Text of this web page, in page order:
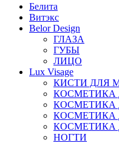
Белита
Витэкс
Belor Design
ГЛАЗА
ГУБЫ
ЛИЦО
Lux Visage
КИСТИ ДЛЯ
КОСМЕТИКА
КОСМЕТИКА
КОСМЕТИКА
КОСМЕТИКА
НОГТИ